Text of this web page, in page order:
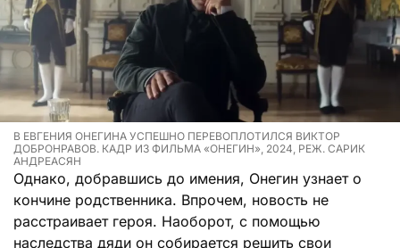
В ЕВГЕНИЯ ОНЕГИНА УСПЕШНО ПЕРЕВОПЛОТИЛСЯ ВИКТОР
ДОБРОНРАВОВ. КАДР ИЗ ФИЛЬМА «ОНЕГИН», 2024, РЕЖ. САРИК
АНДРЕАСЯН
Однако, добравшись до имения, Онегин узнает о
кончине родственника. Впрочем, новость не
расстраивает героя. Наоборот, с помощью
наследства дяди он собирается решить свои